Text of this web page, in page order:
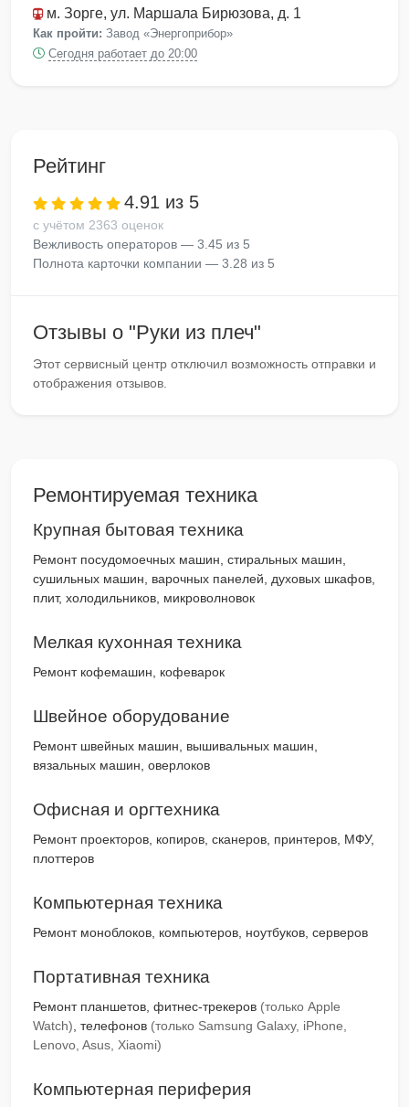
м. Зорге, ул. Маршала Бирюзова, д. 1
Как пройти: Завод «Энергоприбор»
Сегодня работает до 20:00
Рейтинг
4.91 из 5
с учётом 2363 оценок
Вежливость операторов — 3.45 из 5
Полнота карточки компании — 3.28 из 5
Отзывы о "Руки из плеч"
Этот сервисный центр отключил возможность отправки и
отображения отзывов.
Ремонтируемая техника
Крупная бытовая техника
Ремонт посудомоечных машин, стиральных машин,
сушильных машин, варочных панелей, духовых шкафов,
плит, холодильников, микроволновок
Мелкая кухонная техника
Ремонт кофемашин, кофеварок
Швейное оборудование
Ремонт швейных машин, вышивальных машин,
вязальных машин, оверлоков
Офисная и оргтехника
Ремонт проекторов, копиров, сканеров, принтеров, МФУ,
плоттеров
Компьютерная техника
Ремонт моноблоков, компьютеров, ноутбуков, серверов
Портативная техника
Ремонт планшетов, фитнес-трекеров (только Apple
Watch) , телефонов (только Samsung Galaxy, iPhone,
Lenovo, Asus, Xiaomi)
Компьютерная периферия